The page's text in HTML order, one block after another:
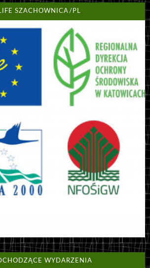
SZACHOWNICA/PL
WYDARZENIA